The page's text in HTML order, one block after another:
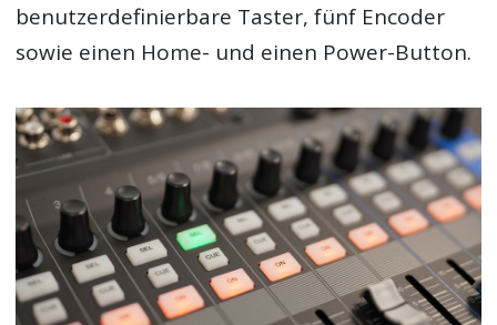
benutzerdefinierbare Taster, fünf Encoder
sowie einen Home- und einen Power-Button.